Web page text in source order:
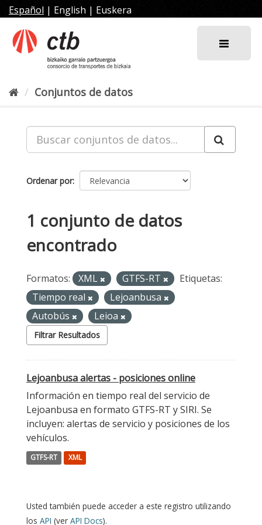
al
contenido
Español | English | Euskera
Conjuntos de datos
Ordenar por
1 conjunto de datos
encontrado
Formatos: XML GTFS-RT
Etiquetas:
Tiempo real
Lejoanbusa
Autobús
Leioa
Filtrar Resultados
Lejoanbusa alertas - posiciones online
Información en tiempo real del servicio de
Lejoanbusa en formato GTFS-RT y SIRI. Se
incluyen: alertas de servicio y posiciones de los
vehículos.
GTFS-RT XML
Usted también puede acceder a este registro utilizando
los API (ver API Docs).